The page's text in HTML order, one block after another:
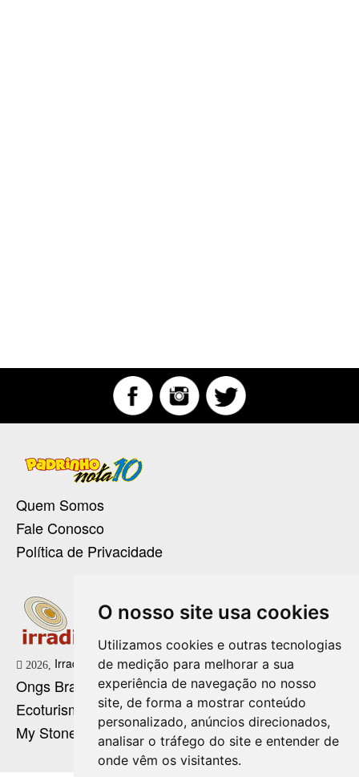
O nosso site usa cookies
Utilizamos cookies e outras tecnologias
de medição para melhorar a sua
experiência de navegação no nosso
site, de forma a mostrar conteúdo
personalizado, anúncios direcionados,
analisar o tráfego do site e entender de
onde vêm os visitantes.
Quem Somos
Fale Conosco
Política de Privacidade
2026, Irradie Marketing Digital
Ongs Brasil
Ecoturismo no Brasil
My Stone Cristaloterapia